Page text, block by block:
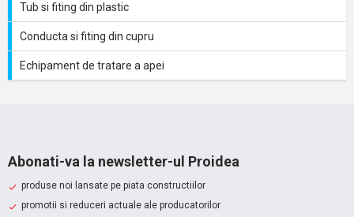
Tub si fiting din plastic
Conducta si fiting din cupru
Echipament de tratare a apei
Abonati-va la newsletter-ul Proidea
produse noi lansate pe piata constructiilor
promotii si reduceri actuale ale producatorilor